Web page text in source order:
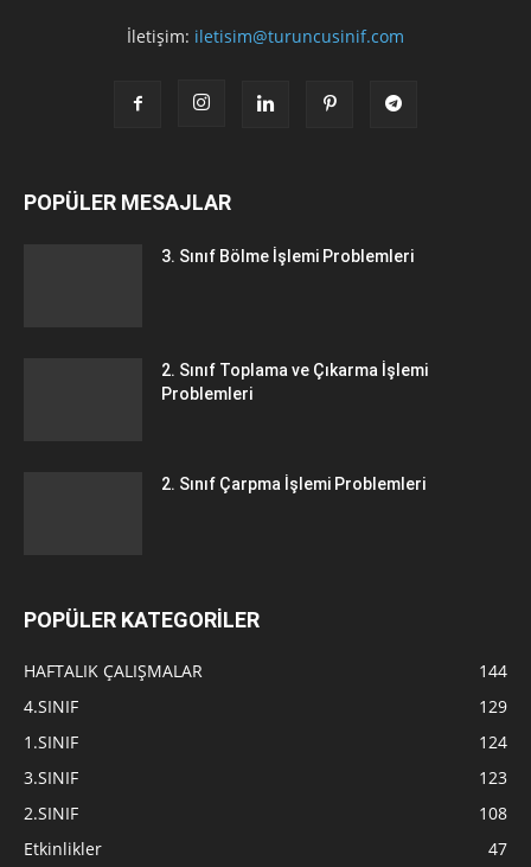
İletişim: iletisim@turuncusinif.com
POPÜLER MESAJLAR
3. Sınıf Bölme İşlemi Problemleri
2. Sınıf Toplama ve Çıkarma İşlemi
Problemleri
2. Sınıf Çarpma İşlemi Problemleri
POPÜLER KATEGORİLER
HAFTALIK ÇALIŞMALAR
144
4.SINIF
129
1.SINIF
124
3.SINIF
123
2.SINIF
108
Etkinlikler
47